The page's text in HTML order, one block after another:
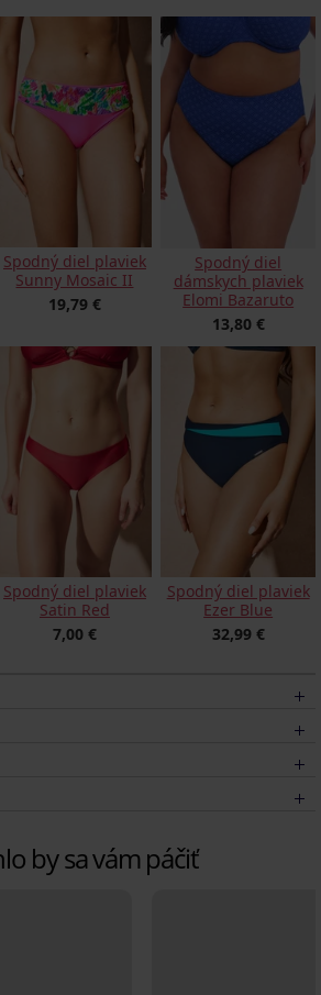
Spodný diel plaviek
Sunny Mosaic II
19,79 €
Spodný diel
dámskych plaviek
Elomi Bazaruto
13,80 €
Spodný diel plaviek
Satin Red
7,00 €
Spodný diel plaviek
Ezer Blue
32,99 €
by sa vám páčiť